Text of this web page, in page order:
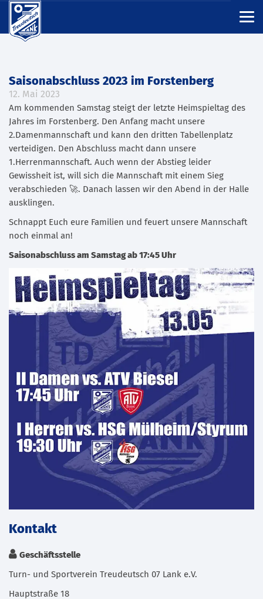
Saisonabschluss 2023 im Forstenberg
12. Mai 2023
Am kommenden Samstag steigt der letzte Heimspieltag des
Jahres im Forstenberg. Den Anfang macht unsere
2.Damenmannschaft und kann den dritten Tabellenplatz
verteidigen. Den Abschluss macht dann unsere
1.Herrenmannschaft. Auch wenn der Abstieg leider
Gewissheit ist, will sich die Mannschaft mit einem Sieg
verabschieden 🚀. Danach lassen wir den Abend in der Halle
ausklingen.
Schnappt Euch eure Familien und feuert unsere Mannschaft
noch einmal an!
Saisonabschluss am Samstag ab 17:45 Uhr
Kontakt
Geschäftsstelle
Turn- und Sportverein Treudeutsch 07 Lank e.V.
Hauptstraße 18